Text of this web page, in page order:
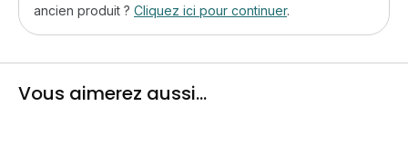
ancien produit ? Cliquez ici pour continuer.
Vous aimerez aussi...